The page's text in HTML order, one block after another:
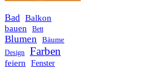
Bad
Balkon
bauen
Bett
Blumen Bäume
Design Farben
feiern Fenster